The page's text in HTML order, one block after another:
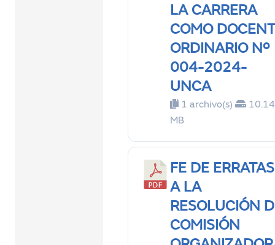
LA CARRERA
COMO
ORDINARIO Nº
004-2024-
UNCA
1 archivo(s)
10.14
MB
FE DE ERRATAS
A LA
RESOLUCIÓN
COMISIÓN